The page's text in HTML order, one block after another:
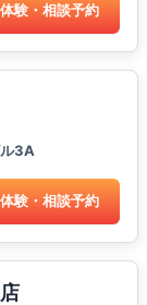
体験・相談予約
3A
体験・相談予約